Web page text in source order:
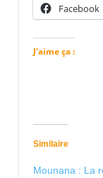
Facebook
J’aime ça :
Similaire
Mounana : La